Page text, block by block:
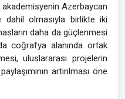
Azerbaycan
olmasıyla birlikte iki
daha da güçlenmesi
coğrafya alanında ortak
uluslararası projelerin
artırılması öne